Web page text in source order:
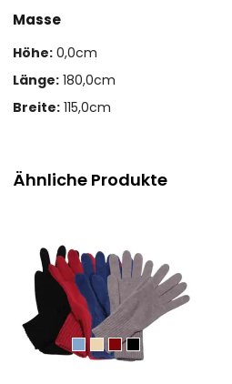
Masse
Höhe: 0,0cm
Länge: 180,0cm
Breite: 115,0cm
Ähnliche Produkte